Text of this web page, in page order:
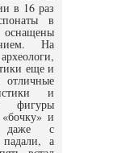
в 16 раз
в
На
еще и
и
фигуры
и
даже с
а